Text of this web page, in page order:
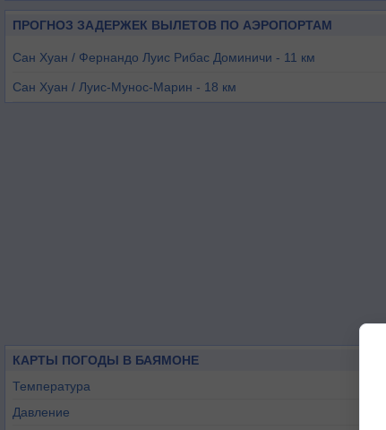
ПРОГНОЗ ЗАДЕРЖЕК ВЫЛЕТОВ ПО АЭРОПОРТАМ
Сан Хуан / Фернандо Луис Рибас Доминичи - 11 км
Сан Хуан / Луис-Мунос-Марин - 18 км
КАРТЫ ПОГОДЫ В БАЯМОНЕ
Температура
Давление